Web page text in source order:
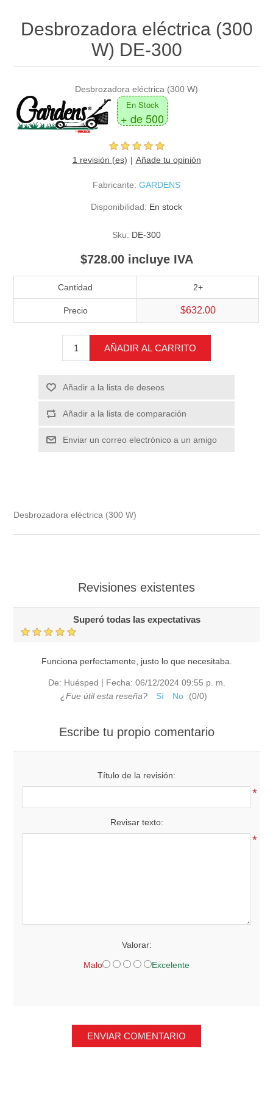
Desbrozadora eléctrica (300
W) DE-300
Desbrozadora eléctrica (300 W)
En Stock
+ de 500
1 revisión (es) Añade tu opinión
Fabricante: GARDENS
Disponibilidad: En stock
Sku: DE-300
$728.00 incluye IVA
Cantidad 2+
Precio $632.00
AÑADIR AL CARRITO
Añadir a la lista de deseos
Añadir a la lista de comparación
Enviar un correo electrónico a un amigo
Desbrozadora eléctrica (300 W)
Revisiones existentes
Superó todas las expectativas
Funciona perfectamente, justo lo que necesitaba.
De: Huésped | Fecha: 06/12/2024 09:55 p. m.
¿Fue útil esta reseña?
Sí No (0/0)
Escribe tu propio comentario
Título de la revisión:
*
Revisar texto:
*
Valorar:
Malo Excelente
ENVIAR COMENTARIO